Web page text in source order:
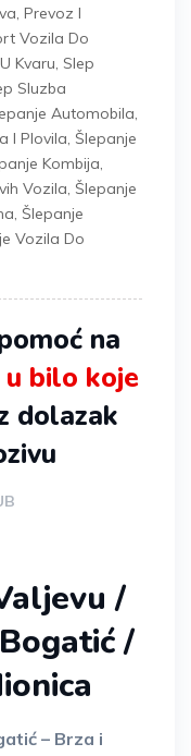
, Prevoz I
Vozila Do
Kvaru, Slep
Sluzba
Automobila,
I Plovila, Šlepanje
Kombija,
Vozila, Šlepanje
, Šlepanje
Vozila Do
na
u bilo koje
dolazak
/
/
– Brza i